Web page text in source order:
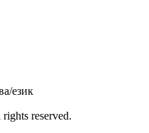
език
reserved.